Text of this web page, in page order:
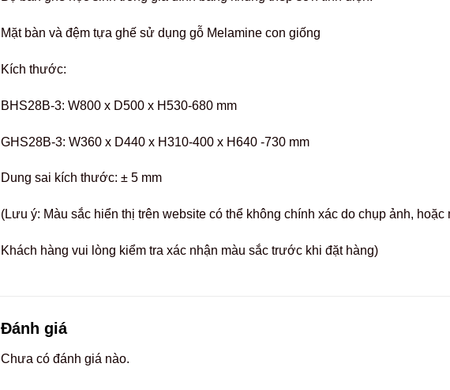
Mặt bàn và đệm tựa ghế sử dụng gỗ Melamine con giống
Kích thước:
BHS28B-3: W800 x D500 x H530-680 mm
GHS28B-3: W360 x D440 x H310-400 x H640 -730 mm
Dung sai kích thước: ± 5 mm
(Lưu ý: Màu sắc hiển thị trên website có thể không chính xác do chụp ảnh, hoặc
Khách hàng vui lòng kiểm tra xác nhận màu sắc trước khi đặt hàng)
Đánh giá
Chưa có đánh giá nào.